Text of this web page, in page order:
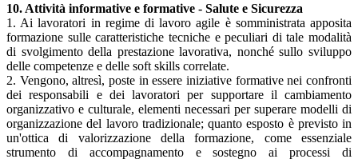
10. Attività informative e formative - Salute e Sicurezza
1. Ai lavoratori in regime di lavoro agile è somministrata apposita
formazione sulle caratteristiche tecniche e peculiari di tale modalità
di svolgimento della prestazione lavorativa, nonché sullo sviluppo
delle competenze e delle soft skills correlate.
2. Vengono, altresì, poste in essere iniziative formative nei confronti
dei responsabili e dei lavoratori per supportare il cambiamento
organizzativo e culturale, elementi necessari per superare modelli di
organizzazione del lavoro tradizionale; quanto esposto è previsto in
un'ottica di valorizzazione della formazione, come essenziale
strumento di accompagnamento e sostegno ai processi di